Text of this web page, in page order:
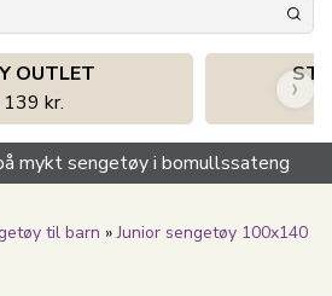
OUTLET
139 kr.
›
mykt sengetøy i bomullssateng
til barn »Junior sengetøy 100x140